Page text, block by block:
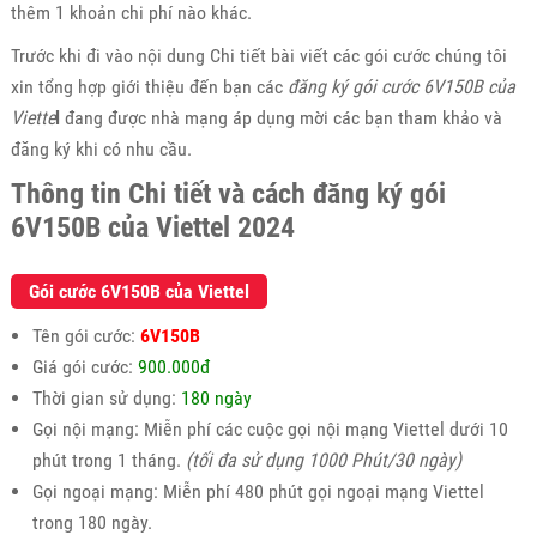
thêm 1 khoản chi phí nào khác.
Trước khi đi vào nội dung Chi tiết bài viết các gói cước chúng tôi
xin tổng hợp giới thiệu đến bạn các đăng ký gói cước 6V150B của
Viettel đang được nhà mạng áp dụng mời các bạn tham khảo và
đăng ký khi có nhu cầu.
Thông tin Chi tiết và cách đăng ký gói
6V150B của Viettel 2024
Gói cước 6V150B của Viettel
Tên gói cước: 6V150B
Giá gói cước: 900.000đ
Thời gian sử dụng: 180 ngày
Gọi nội mạng: Miễn phí các cuộc gọi nội mạng Viettel dưới 10
phút trong 1 tháng. (tối đa sử dụng 1000 Phút/30 ngày)
Gọi ngoại mạng: Miễn phí 480 phút gọi ngoại mạng Viettel
trong 180 ngày.